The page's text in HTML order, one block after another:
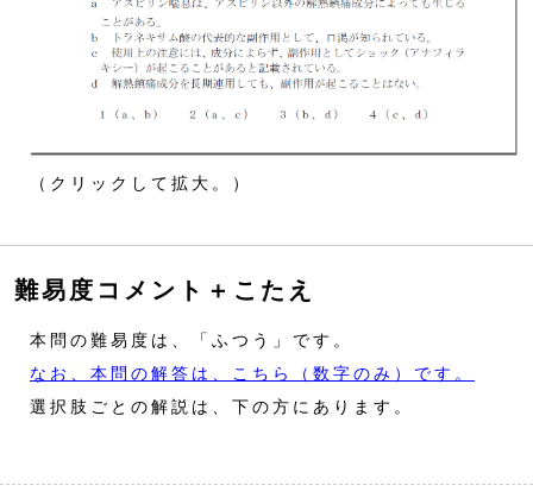
（クリックして拡大。）
難易度コメント＋こたえ
本問の難易度は、「ふつう」です。
なお、本問の解答は、こちら（数字のみ）です。
選択肢ごとの解説は、下の方にあります。